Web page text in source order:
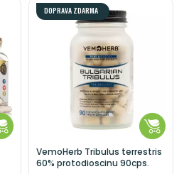
DOPRAVA ZDARMA
VemoHerb Tribulus terrestris
60% protodioscinu 90cps.